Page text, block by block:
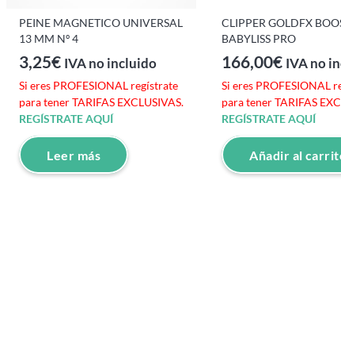
PEINE MAGNETICO UNIVERSAL
13 MM Nº 4
3,25€ IVA no incluido
Si eres PROFESIONAL regístrate
para tener TARIFAS EXCLUSIVAS.
REGÍSTRATE AQUÍ
Leer más
CLIPPER GOLDFX
BABYLISS PRO
166,00€ IVA no
Si eres PROFESIONAL
para tener TARIFAS
REGÍSTRATE AQUÍ
Añadir al